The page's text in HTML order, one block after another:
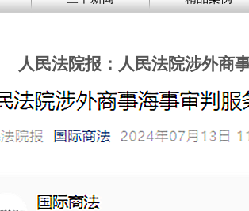
人民法院报：人民法院涉外商